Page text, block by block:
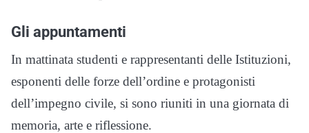
Gli appuntamenti
In mattinata studenti e rappresentanti delle Istituzioni,
esponenti delle forze dell’ordine e protagonisti
dell’impegno civile, si sono riuniti in una giornata di
memoria, arte e riflessione.